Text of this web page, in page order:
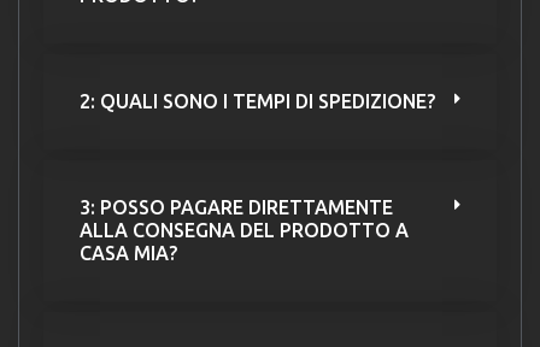
2: QUALI SONO I TEMPI DI SPEDIZIONE?
3: POSSO PAGARE DIRETTAMENTE
ALLA CONSEGNA DEL PRODOTTO A
CASA MIA?